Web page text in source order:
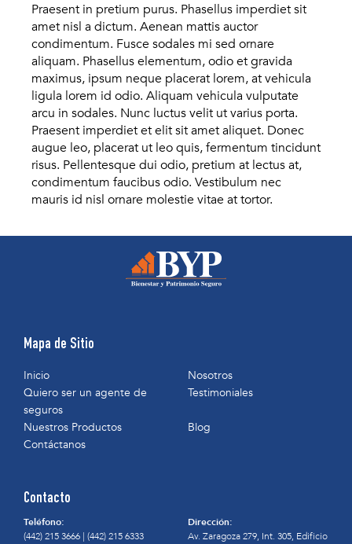
Praesent in pretium purus. Phasellus imperdiet sit
amet nisl a dictum. Aenean mattis auctor
condimentum. Fusce sodales mi sed ornare
aliquam. Phasellus elementum, odio et gravida
maximus, ipsum neque placerat lorem, at vehicula
ligula lorem id odio. Aliquam vehicula vulputate
arcu in sodales. Nunc luctus velit ut varius porta.
Praesent imperdiet et elit sit amet aliquet. Donec
augue leo, placerat ut leo quis, fermentum tincidunt
risus. Pellentesque dui odio, pretium at lectus at,
condimentum faucibus odio. Vestibulum nec
mauris id nisl ornare molestie vitae at tortor.
Mapa de Sitio
Inicio
Nosotros
Quiero ser un agente de
seguros
Testimoniales
Nuestros Productos
Blog
Contáctanos
Contacto
Teléfono:
(442) 215 3666 | (442) 215 6333
Dirección:
Av. Zaragoza 279, Int. 305, Edificio